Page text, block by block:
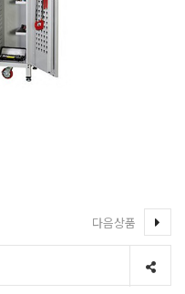
다음상품